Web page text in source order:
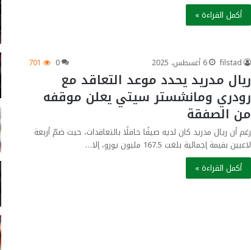
أكمل القراءة »
filstad 6 أغسطس، 2025 0
701
ريال مدريد يحدد موعد التعاقد مع
رودري ومانشستر سيتي يعلن موقفه
من الصفقة
رغم أن ريال مدريد كان لديه صيفًا حافلًا بالتعاقدات، حيث ضمّ أربعة
لاعبين بقيمة إجمالية بلغت 167.5 مليون يورو، إلا…
أكمل القراءة »